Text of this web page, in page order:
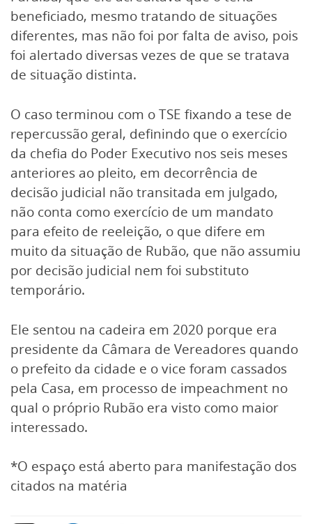
beneficiado, mesmo tratando de situações
diferentes, mas não foi por falta de aviso, pois
foi alertado diversas vezes de que se tratava
de situação distinta.
O caso terminou com o TSE fixando a tese de
repercussão geral, definindo que o exercício
da chefia do Poder Executivo nos seis meses
anteriores ao pleito, em decorrência de
decisão judicial não transitada em julgado,
não conta como exercício de um mandato
para efeito de reeleição, o que difere em
muito da situação de Rubão, que não assumiu
por decisão judicial nem foi substituto
temporário.
Ele sentou na cadeira em 2020 porque era
presidente da Câmara de Vereadores quando
o prefeito da cidade e o vice foram cassados
pela Casa, em processo de impeachment no
qual o próprio Rubão era visto como maior
interessado.
*O espaço está aberto para manifestação dos
citados na matéria